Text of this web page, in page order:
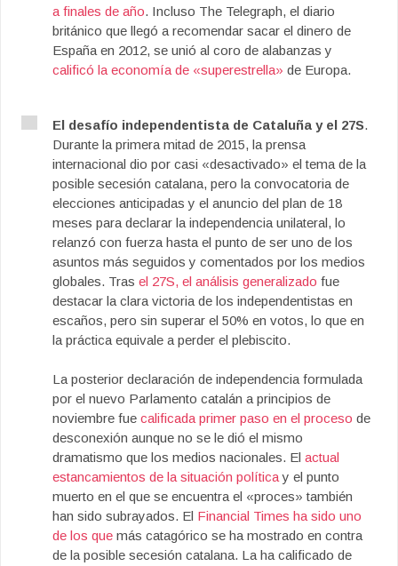
a finales de año. Incluso The Telegraph, el diario
británico que llegó a recomendar sacar el dinero de
España en 2012, se unió al coro de alabanzas y
calificó la economía de «superestrella» de Europa.
El desafío independentista de Cataluña y el 27S.
Durante la primera mitad de 2015, la prensa
internacional dio por casi «desactivado» el tema de la
posible secesión catalana, pero la convocatoria de
elecciones anticipadas y el anuncio del plan de 18
meses para declarar la independencia unilateral, lo
relanzó con fuerza hasta el punto de ser uno de los
asuntos más seguidos y comentados por los medios
globales. Tras el 27S, el análisis generalizado fue
destacar la clara victoria de los independentistas en
escaños, pero sin superar el 50% en votos, lo que en
la práctica equivale a perder el plebiscito.
La posterior declaración de independencia formulada
por el nuevo Parlamento catalán a principios de
noviembre fue calificada primer paso en el proceso de
desconexión aunque no se le dió el mismo
dramatismo que los medios nacionales. El actual
estancamientos de la situación políticay el punto
muerto en el que se encuentra el «proces» también
han sido subrayados. El Financial Times ha sido uno
de los que más catagórico se ha mostrado en contra
de la posible secesión catalana. La ha calificado de